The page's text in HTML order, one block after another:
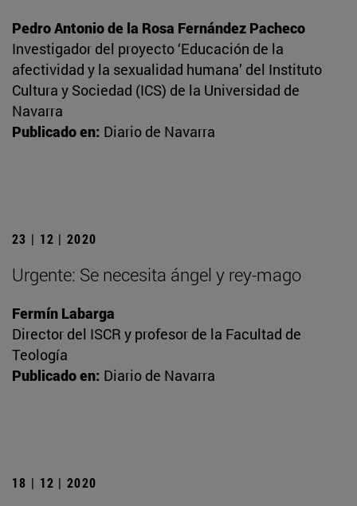
Pedro Antonio de la Rosa Fernández Pacheco
Investigador del proyecto ‘Educación de la
afectividad y la sexualidad humana’ del Instituto
Cultura y Sociedad (ICS) de la Universidad de
Navarra
Publicado en: Diario de Navarra
23 | 12 | 2020
Urgente: Se necesita ángel y rey-mago
Fermín Labarga
Director del ISCR y profesor de la Facultad de
Teología
Publicado en: Diario de Navarra
18 | 12 | 2020